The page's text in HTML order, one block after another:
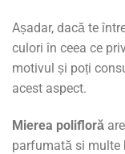
Așadar, dacă te
culori în ceea ce
motivul și poți
acest aspect.
Mierea polifloră
parfumată si multe